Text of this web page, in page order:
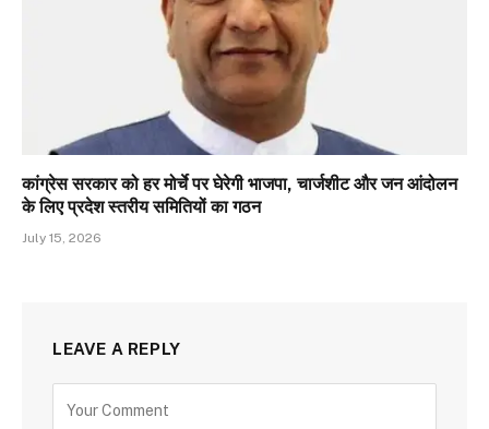
कांग्रेस सरकार को हर मोर्चे पर घेरेगी भाजपा, चार्जशीट और जन आंदोलन
के लिए प्रदेश स्तरीय समितियों का गठन
July 15, 2026
LEAVE A REPLY